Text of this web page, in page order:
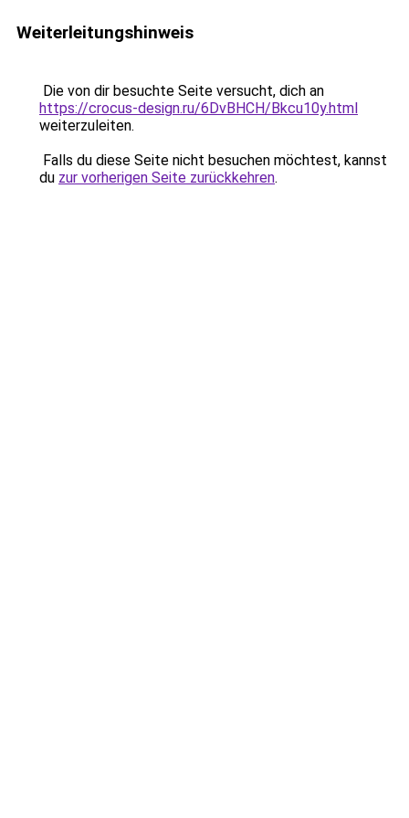
Weiterleitungshinweis
Die von dir besuchte Seite versucht, dich an
https://crocus-design.ru/6DvBHCH/Bkcu10y.html
weiterzuleiten.
Falls du diese Seite nicht besuchen möchtest, kannst
du zur vorherigen Seite zurückkehren.